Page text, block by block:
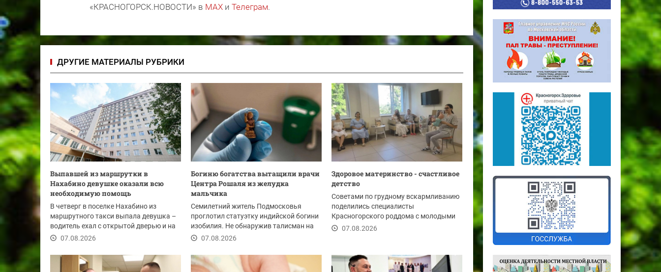
«КРАСНОГОРСК.НОВОСТИ» в MAX и Телеграм.
ДРУГИЕ МАТЕРИАЛЫ РУБРИКИ
Выпавшей из маршрутки в
Нахабино девушке оказали всю
необходимую помощь
В четверг в поселке Нахабино из
маршрутного такси выпала девушка –
водитель ехал с открытой дверью и на
лежачем...
07.08.2026
Богиню богатства вытащили врачи
Центра Рошаля из желудка
мальчика
Семилетний житель Подмосковья
проглотил статуэтку индийской богини
изобилия. Не обнаружив талисман на
привычном...
07.08.2026
Здоровое материнство - счастливое
детство
Советами по грудному вскармливанию
поделились специалисты
Красногорского роддома с молодыми
мамами. Мероприятие...
07.08.2026